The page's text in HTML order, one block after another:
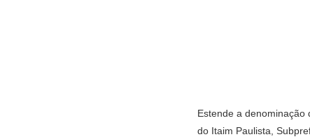
Estende a denominação
do Itaim Paulista,